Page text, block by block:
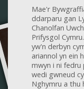
Mae'r
ddarparu gan
Chanolfan
Prifysgol
yw'n derbyn
ariannol yn ein
mwyn i ni fedru
wedi gwneud
Nghymru a thu